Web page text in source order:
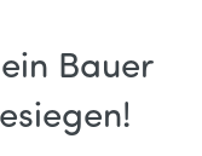
Bauer